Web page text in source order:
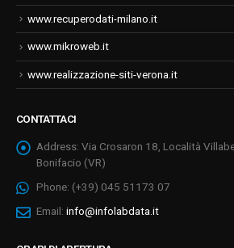
www.recuperodati-milano.it
www.mikroweb.it
www.realizzazione-siti-verona.it
CONTATTACI
Address: Via Crosaron 18, Località
Bonifacio (VR)
Phone: (+39) 045 51173 07
Email: info@infolabdata.it